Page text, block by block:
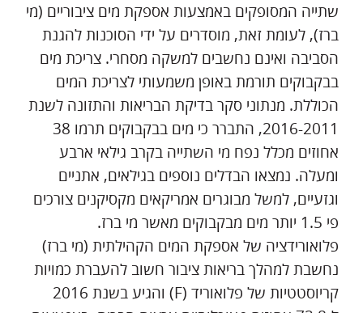
שתייה המסופקים באמצעות אספקת מים ציבוריים (מי
ברז), לעומת זאת, מוסדרים על ידי הסוכנות להגנת
הסביבה ואינם נחשבים למשקה מסחרי. צריכת מים
בבקבוקים תורמת באופן משמעותי לצריכת המים
הכוללת. מנתוני סקר בדיקת הבריאות והתזונה לשנת
2016-2011, התברר כי מים בבקבוקים תרמו 38
אחוזים מכלל נפח מי השתייה בקרב גילאי ארבע
ומעלה. נמצאו הבדלים נוספים בגילאים, אתניים
וגזעיים, למשל מבוגרים אמריקאים מקסיקנים צורכים
פי 1.5 יותר מים מבקבוקים מאשר מי ברז.
פלואורידציה של אספקת המים הקהילתית (מי ברז)
נחשבת למהלך בריאות ציבור חשוב להעברת כמויות
קריוסטטיות של פלואוריד (F) והגיע בשנת 2016